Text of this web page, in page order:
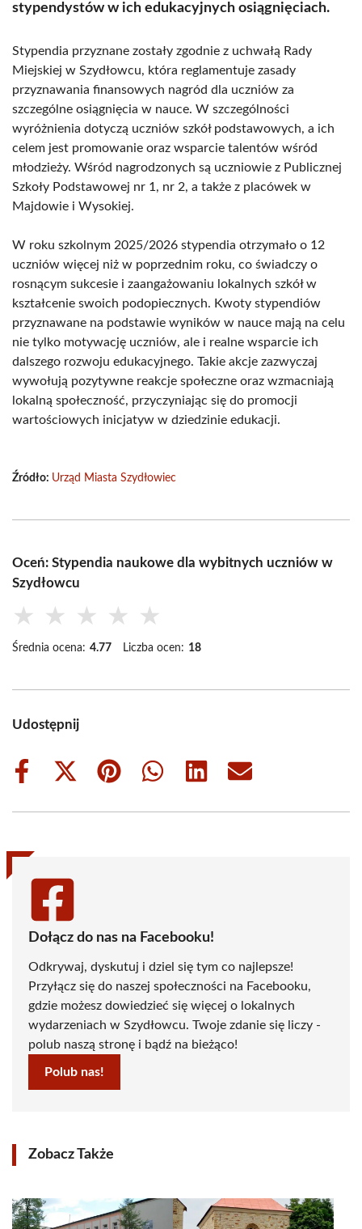
stypendystów w ich edukacyjnych osiągnięciach.
Stypendia przyznane zostały zgodnie z uchwałą Rady
Miejskiej w Szydłowcu, która reglamentuje zasady
przyznawania finansowych nagród dla uczniów za
szczególne osiągnięcia w nauce. W szczególności
wyróżnienia dotyczą uczniów szkół podstawowych, a ich
celem jest promowanie oraz wsparcie talentów wśród
młodzieży. Wśród nagrodzonych są uczniowie z Publicznej
Szkoły Podstawowej nr 1, nr 2, a także z placówek w
Majdowie i Wysokiej.
W roku szkolnym 2025/2026 stypendia otrzymało o 12
uczniów więcej niż w poprzednim roku, co świadczy o
rosnącym sukcesie i zaangażowaniu lokalnych szkół w
kształcenie swoich podopiecznych. Kwoty stypendiów
przyznawane na podstawie wyników w nauce mają na celu
nie tylko motywację uczniów, ale i realne wsparcie ich
dalszego rozwoju edukacyjnego. Takie akcje zazwyczaj
wywołują pozytywne reakcje społeczne oraz wzmacniają
lokalną społeczność, przyczyniając się do promocji
wartościowych inicjatyw w dziedzinie edukacji.
Źródło: Urząd Miasta Szydłowiec
Oceń: Stypendia naukowe dla wybitnych uczniów w
Szydłowcu
★ ★ ★ ★ ★
Średnia ocena: 4.77 Liczba ocen: 18
Udostępnij
Share
Share
(Twitter)
Share
Share
Share
Share
Dołącz do nas na Facebooku!
Odkrywaj, dyskutuj i dziel się tym co najlepsze!
Przyłącz się do naszej społeczności na Facebooku,
gdzie możesz dowiedzieć się więcej o lokalnych
wydarzeniach w Szydłowcu. Twoje zdanie się liczy -
polub naszą stronę i bądź na bieżąco!
Polub nas!
Zobacz Także